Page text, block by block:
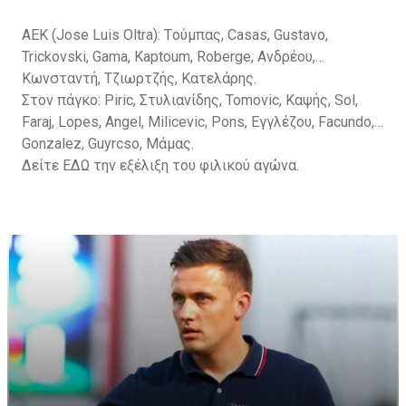
ΑΕΚ (Jose Luis Oltra): Tούμπας, Casas, Gustavo,
Trickovski, Gama, Κaptoum, Roberge, Aνδρέου,
Κωνσταντή, Τζιωρτζής, Κατελάρης.
Στον πάγκο: Piric, Στυλιανίδης, Tomovic, Καψής, Sol,
Faraj, Lopes, Angel, Milicevic, Pons, Εγγλέζου, Facundo,
Gonzalez, Guyrcso, Μάμας.
Δείτε ΕΔΩ την εξέλιξη του φιλικού αγώνα.